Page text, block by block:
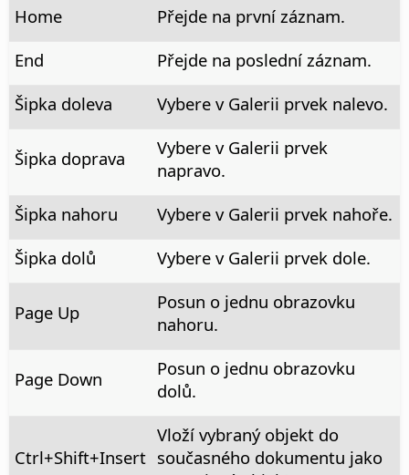
Home
Přejde na první záznam.
End
Přejde na poslední záznam.
Šipka doleva
Vybere v Galerii prvek nalevo.
Šipka doprava
Vybere v Galerii prvek
napravo.
Šipka nahoru
Vybere v Galerii prvek nahoře.
Šipka dolů
Vybere v Galerii prvek dole.
Page Up
Posun o jednu obrazovku
nahoru.
Page Down
Posun o jednu obrazovku
dolů.
Ctrl+Shift+Insert
Vloží vybraný objekt do
současného dokumentu jako